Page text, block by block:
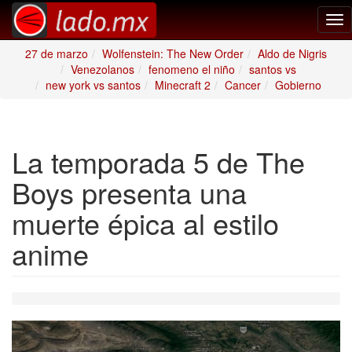
27 de marzo
Wolfenstein: The New Order
Aldo de Nigris
Venezolanos
fenomeno el niño
santos vs
new york vs santos
Minecraft 2 Cancer Gobierno
La temporada 5 de The
Boys presenta una
muerte épica al estilo
anime